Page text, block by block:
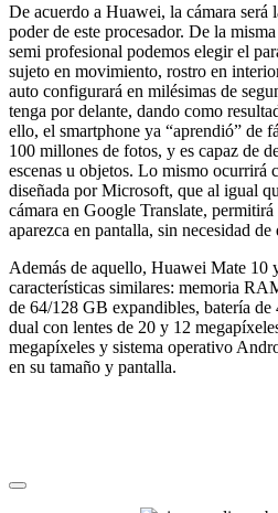
De acuerdo a Huawei, la cámara será
poder de este procesador. De la
semi profesional podemos elegir el
sujeto en movimiento, rostro en
auto configurará en milésimas de
tenga por delante, dando como
ello, el smartphone ya “aprendió” de
100 millones de fotos, y es capaz de
escenas u objetos. Lo mismo ocurrirá
diseñada por Microsoft, que al igual
cámara en Google Translate,
aparezca en pantalla, sin necesidad de
Además de aquello, Huawei Mate 10
características similares: memoria
de 64/128 GB expandibles, batería
dual con lentes de 20 y 12
megapíxeles y sistema operativo
en su tamaño y pantalla.